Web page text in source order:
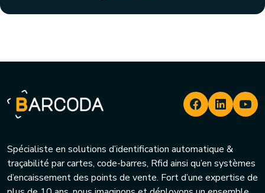
Spécialiste en solutions d’identification automatique &
traçabilité par cartes, code-barres, Rfid ainsi qu’en systèmes
d’encaissement des points de vente. Fort d’une expertise de